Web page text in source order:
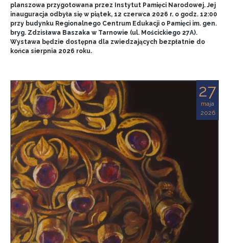
planszowa przygotowana przez Instytut Pamięci Narodowej. Jej
inauguracja odbyła się w piątek, 12 czerwca 2026 r. o godz. 12:00
przy budynku Regionalnego Centrum Edukacji o Pamięci im. gen.
bryg. Zdzisława Baszaka w Tarnowie (ul. Mościckiego 27A).
Wystawa będzie dostępna dla zwiedzających bezpłatnie do
końca sierpnia 2026 roku.
27
maja
2026